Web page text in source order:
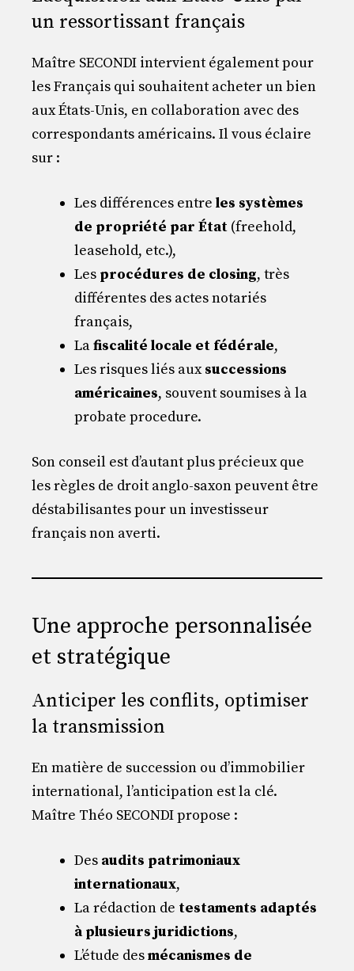
un ressortissant français
Maître SECONDI intervient également pour
les Français qui souhaitent acheter un bien
aux États-Unis, en collaboration avec des
correspondants américains. Il vous éclaire
sur :
Les différences entre les systèmes
de propriété par État (freehold,
leasehold, etc.),
Les procédures de closing, très
différentes des actes notariés
français,
Lafiscalité locale et fédérale,
Les risques liés auxsuccessions
américaines, souvent soumises à la
probate procedure.
Son conseil est d’autant plus précieux que
les règles de droit anglo-saxon peuvent être
déstabilisantes pour un investisseur
français non averti.
Une approche personnalisée
et stratégique
Anticiper les conflits, optimiser
la transmission
En matière de succession ou d’immobilier
international, l’anticipation est la clé.
Maître Théo SECONDI propose :
Des audits patrimoniaux
internationaux,
La rédaction de testaments adaptés
à plusieurs juridictions,
L’étude desmécanismes de